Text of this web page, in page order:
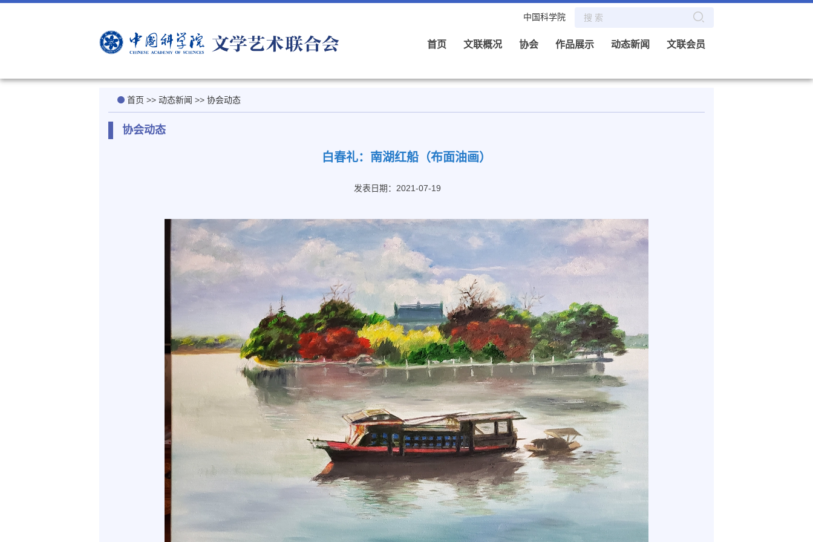
中国科学院
首页 文联概况 协会 作品展示 动态新闻 文联会员
首页 >>动态新闻 >>协会动态
协会动态
白春礼：南湖红船（布面油画）
发表日期：2021-07-19